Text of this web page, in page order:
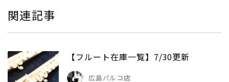
関連記事
【フルート在庫一覧】7/30更新
広島パルコ店